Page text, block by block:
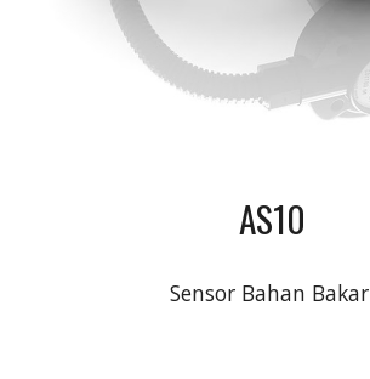
AS10
Sensor Bahan Bakar